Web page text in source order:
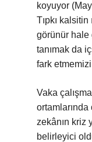
koyuyor
Tıpkı kalsitin
görünür hale
tanımak da
fark
Vaka
ortamlarında
zekânın kriz
belirleyici